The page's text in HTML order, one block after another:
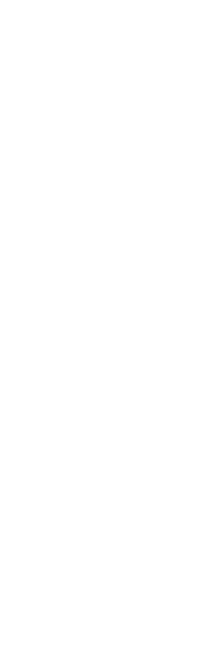
A continuación, y
fenómenos
a la necesidad de
pantanos
las poblaciones
una
Entre esas
que cataloga
así como las
cuya tramitación
garantizaríamos